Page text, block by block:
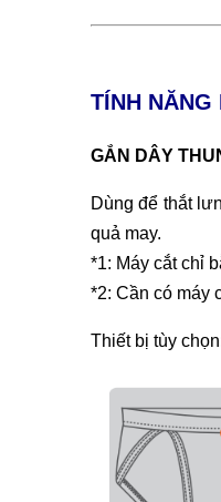
TÍNH
GẮN DÂY
Dùng để thắt
quả may.
*1: Máy cắt chỉ
*2: Cần có máy
Thiết bị tùy